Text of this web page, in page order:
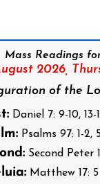
Mass Readings
2026,
of the
Daniel 7: 9-10, 13-
Psalms 97: 1-2,
Second Peter
Matthew 17: 5